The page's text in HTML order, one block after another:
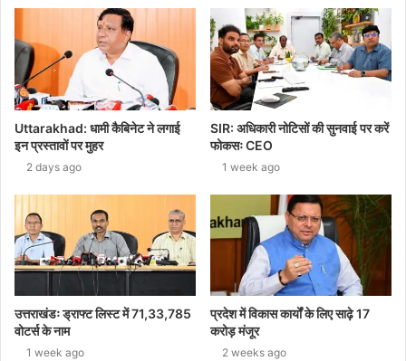
Uttarakhad: धामी कैबिनेट ने लगाई
इन प्रस्तावों पर मुहर
2 days ago
SIR: अधिकारी नोटिसों की सुनवाई पर करें
फोकसः CEO
1 week ago
उत्तराखंडः ड्राफ्ट लिस्ट में 71,33,785
वोटर्स के नाम
1 week ago
प्रदेश में विकास कार्यों के लिए साढ़े 17
करोड़ मंजूर
2 weeks ago